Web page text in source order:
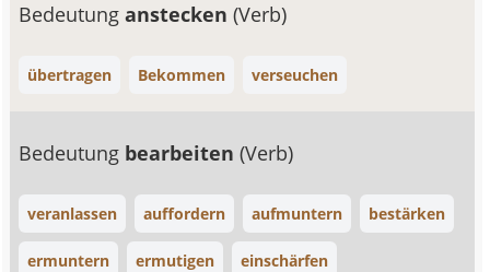
Bedeutunganstecken(Verb)
übertragen Bekommen verseuchen
Bedeutung bearbeiten(Verb)
veranlassen auffordern aufmuntern bestärken
ermuntern ermutigen einschärfen